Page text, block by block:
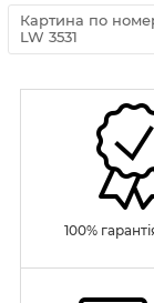
Картина по
LW 3531
100%